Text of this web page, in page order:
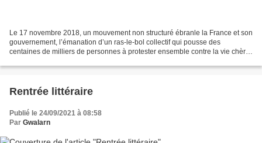
Le 17 novembre 2018, un mouvement non structuré ébranle la France et son
gouvernement, l’émanation d’un ras-le-bol collectif qui pousse des
centaines de milliers de personnes à protester ensemble contre la vie chère,
Rentrée littéraire
Publié le 24/09/2021 à 08:58
Par Gwalarn